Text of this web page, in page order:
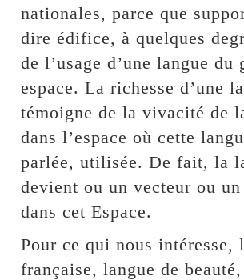
nationales, parce que
dire édifice, à quelques
de l’usage d’une langue du
espace. La richesse d’une
témoigne de la vivacité de
dans l’espace où cette
parlée, utilisée. De fait, la
devient ou un vecteur ou
dans cet Espace.
Pour ce qui nous intéresse,
française, langue de